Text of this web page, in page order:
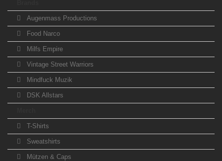
Augenmass Productions
Food Narco
Milfs Empire
Vintage Street Warriors
Mindfuck Muzik
DSK Allstars
T-Shirts
Sweatshirts
Mützen & Caps